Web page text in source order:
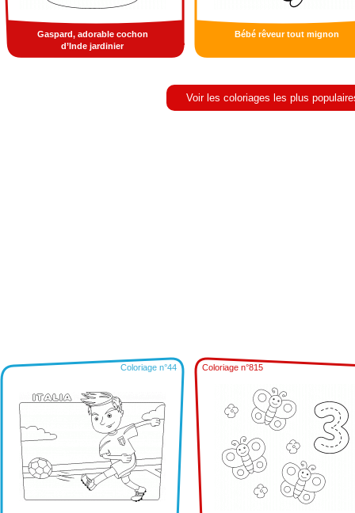
Gaspard, adorable cochon
d’Inde jardinier
Bébé rêveur tout mignon
Voir les coloriages les plus
Coloriage n°44 Coloriage n°815